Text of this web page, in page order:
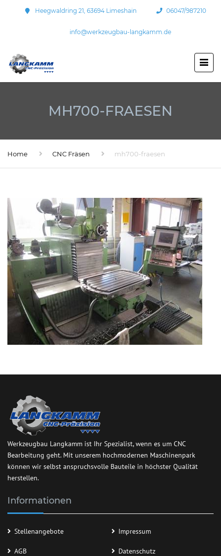
Heegwaldring 21, 63694 Limeshain 06047/987210
info@werkzeugbau-langkamm.de
MH700-FRAESEN
Home CNC Fräsen mh700-fraesen
Werkzeugbau Langkamm ist Ihr Spezialist, wenn es um CNC
Bearbeitung geht. Mit unserem hochmodernen Maschinenpark
können wir selbst anspruchsvolle Bauteile in höchster Qualität
herstellen.
Informationen
Stellenangebote Impressum
AGB Datenschutz